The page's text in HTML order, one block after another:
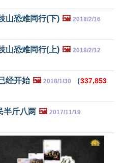
山恐难同行(下) 🖼️ 2018/2/16
山恐难同行(上) 🖼️ 2018/2/12
经开始 🖼️ 2018/1/30 （337,853
半斤八两 🖼️ 2017/11/19